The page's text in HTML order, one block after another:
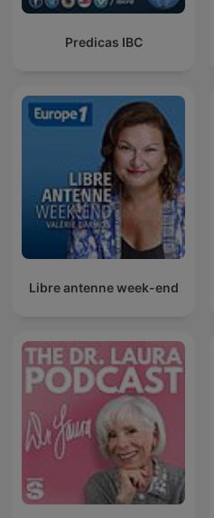
Predicas IBC
Libre antenne week-end